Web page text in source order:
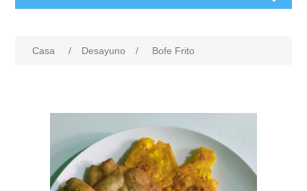
Casa / Desayuno / Bofe Frito